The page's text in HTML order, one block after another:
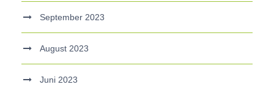
September 2023
August 2023
Juni 2023